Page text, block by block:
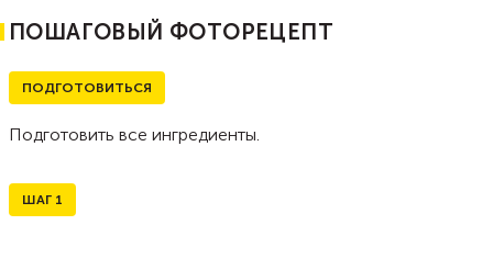
ПОШАГОВЫЙ ФОТОРЕЦЕПТ
ПОДГОТОВИТЬСЯ
Подготовить все ингредиенты.
ШАГ 1